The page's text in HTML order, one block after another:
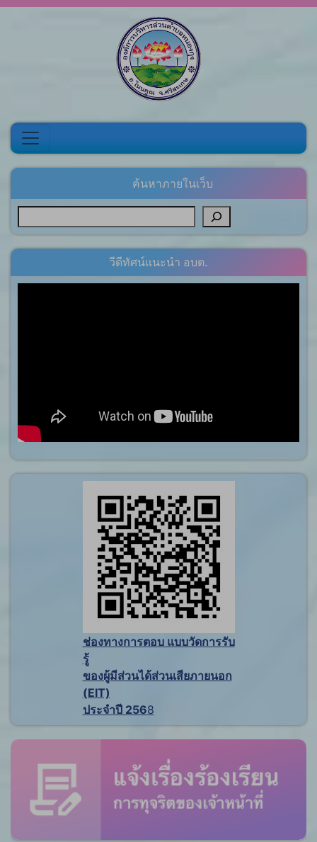
ค้นหาภายในเว็บ
วีดีทัศน์แนะนำ อบต.
ช่องทางการตอบ แบบวัดการรับ
รู้
ของผู้มีส่วนได้ส่วนเสียภายนอก
(EIT)
ประจำปี 2568